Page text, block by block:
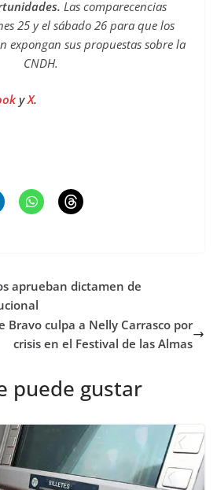
Las comparecencias
25 y el sábado 26 para que los
expongan sus propuestas sobre la
CNDH.
yX.
aprueban dictamen de
Bravo culpa a Nelly Carrasco por
crisis en el Festival de las Almas
puede gustar